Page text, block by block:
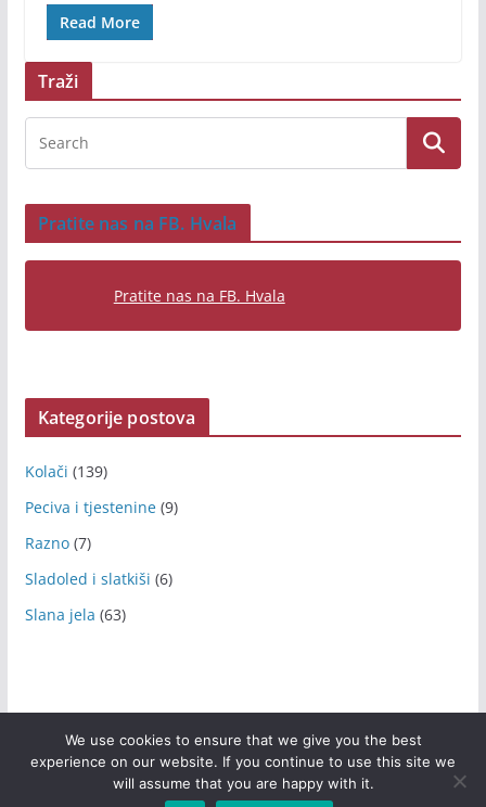
Read More
Traži
Pratite nas na FB. Hvala
Pratite nas na FB. Hvala
Kategorije postova
Kolači (139)
Peciva i tjestenine(9)
Razno(7)
Sladoled i slatkiši (6)
Slana jela (63)
Copyright © 2026Arijeva kuhinja. All rights reserved.
by ThemeGrill. Powered by
We use cookies to ensure that we give you the best
experience on our website. If you continue to use this site we
will assume that you are happy with it.